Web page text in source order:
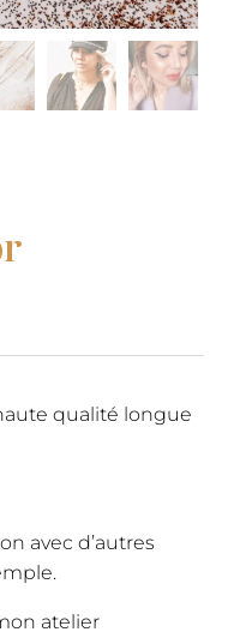
qualité longue
avec d’autres
atelier